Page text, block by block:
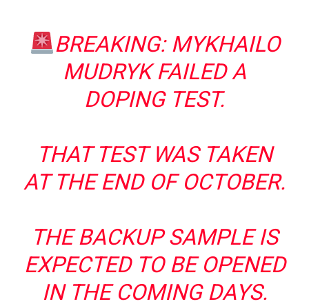
BREAKING: MYKHAILO
MUDRYK FAILED A
DOPING TEST.
THAT TEST WAS TAKEN
AT THE END OF OCTOBER.
THE BACKUP SAMPLE IS
EXPECTED TO BE OPENED
IN THE COMING DAYS.